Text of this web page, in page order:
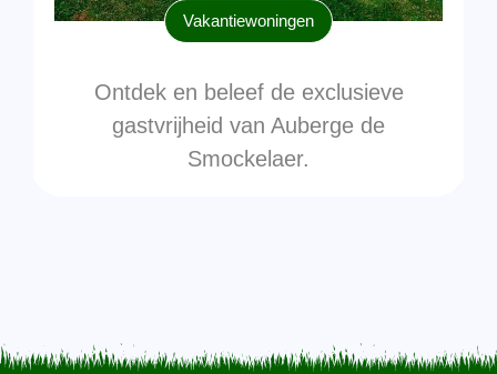
Vakantiewoningen
Ontdek en beleef de exclusieve
gastvrijheid van Auberge de
Smockelaer.